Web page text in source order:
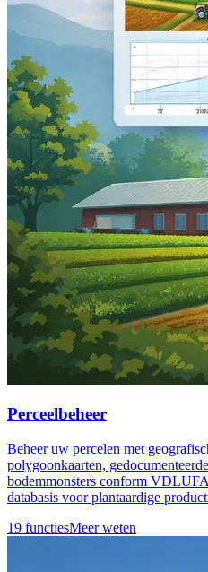
Perceelbeheer
Beheer uw percelen met
polygoonkaarten,
bodemmonsters conform
databasis voor plantaardige
19 functiesMeer weten